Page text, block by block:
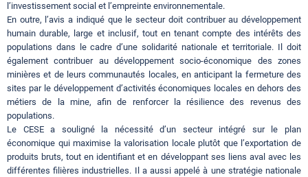
l’investissement social et l’empreinte environnementale.
En outre, l’avis a indiqué que le secteur doit contribuer au développement
humain durable, large et inclusif, tout en tenant compte des intérêts des
populations dans le cadre d’une solidarité nationale et territoriale. Il doit
également contribuer au développement socio-économique des zones
minières et de leurs communautés locales, en anticipant la fermeture des
sites par le développement d’activités économiques locales en dehors des
métiers de la mine, afin de renforcer la résilience des revenus des
populations.
Le CESE a souligné la nécessité d’un secteur intégré sur le plan
économique qui maximise la valorisation locale plutôt que l’exportation de
produits bruts, tout en identifiant et en développant ses liens aval avec les
différentes filières industrielles. Il a aussi appelé à une stratégie nationale